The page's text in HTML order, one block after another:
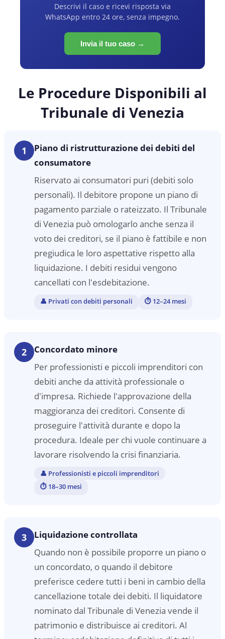
Descrivi il caso e ricevi risposta via
WhatsApp entro 24 ore, senza impegno.
Invia il tuo caso →
Le Procedure Disponibili al
Tribunale di Venezia
1
Piano di ristrutturazione dei debiti del
consumatore
Riservato ai consumatori puri (debiti solo
personali). Il debitore propone un piano di
pagamento parziale o rateizzato. Il Tribunale
di Venezia può omologarlo anche senza il
voto dei creditori, se il piano è fattibile e non
pregiudica le loro aspettative rispetto alla
liquidazione. I debiti residui vengono
cancellati con l'esdebitazione.
👤 Privati con debiti personali ⏱ 12–24 mesi
2
Concordato minore
Per professionisti e piccoli imprenditori con
debiti anche da attività professionale o
d'impresa. Richiede l'approvazione della
maggioranza dei creditori. Consente di
proseguire l'attività durante e dopo la
procedura. Ideale per chi vuole continuare a
lavorare risolvendo la crisi finanziaria.
👤 Professionisti e piccoli imprenditori
⏱ 18–30 mesi
3
Liquidazione controllata
Quando non è possibile proporre un piano o
un concordato, o quando il debitore
preferisce cedere tutti i beni in cambio della
cancellazione totale dei debiti. Il liquidatore
nominato dal Tribunale di Venezia vende il
patrimonio e distribuisce ai creditori. Al